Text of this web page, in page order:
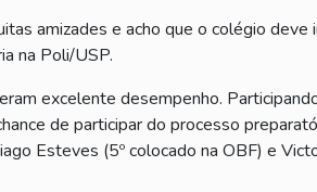
amizades e acho que o colégio deve
na Poli/USP.
excelente desempenho.
de participar do processo
Esteves (5º colocado na OBF) e